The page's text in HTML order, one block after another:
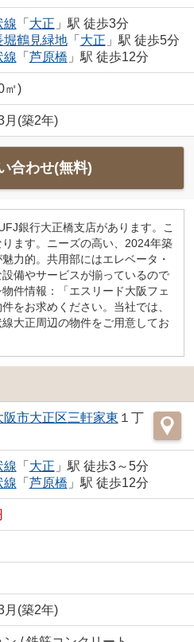
線 「 大正 」駅 徒歩3分
堀鶴見緑地「 大正 」駅 徒歩5分
線 「 芦原橋 」駅 徒歩12分
㎡)
月(築2年)
合わせ(無料)
銀行大正橋支店があります。こ
ます。ニーズの高い、2024年築
力的。共用部にはエレベータ・
備やサービスが揃っているので
件情報：「エスリード大阪フェ
をお求めください。当社では、
大正周辺の物件をご用意してお
阪市大正区三軒家東 １丁
線 「 大正 」駅 徒歩3～5分
線 「 芦原橋 」駅 徒歩12分
月(築2年)